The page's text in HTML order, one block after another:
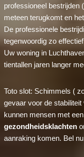
professioneel bestrijden
meteen terugkomt en
De professionele
tegenwoordig zo
Uw woning in
tientallen jaren langer
Toto slot: Schimmels (
gevaar voor de
kunnen mensen met een
gezondheidsklachten
aanraking komen. Bel nu